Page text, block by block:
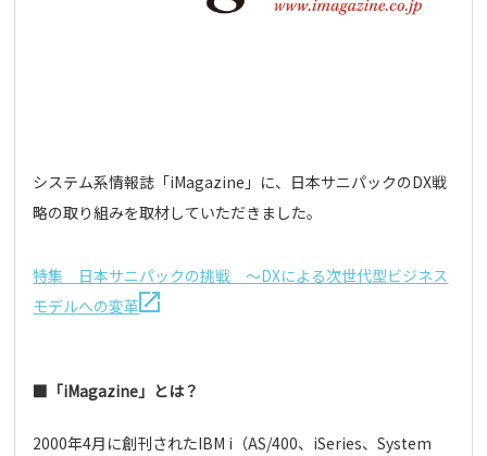
システム系情報誌「iMagazine」に、日本サニパックのDX戦
略の取り組みを取材していただきました。
特集 日本サニパックの挑戦 ～DXによる次世代型ビジネス
モデルへの変革
■「iMagazine」とは？
2000年4月に創刊されたIBM i（AS/400、iSeries、System